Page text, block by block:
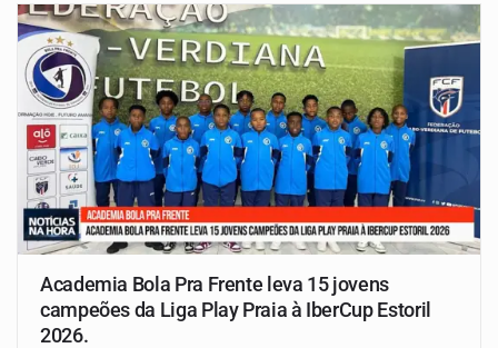
Academia Bola Pra Frente leva 15 jovens
campeões da Liga Play Praia à IberCup Estoril
2026.